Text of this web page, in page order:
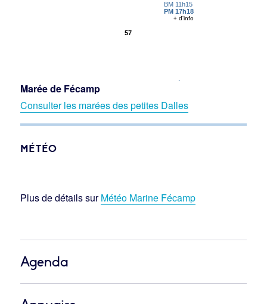
Marée de Fécamp
Consulter les marées des petites Dalles
MÉTÉO
Plus de détails surMétéo Marine Fécamp
Agenda